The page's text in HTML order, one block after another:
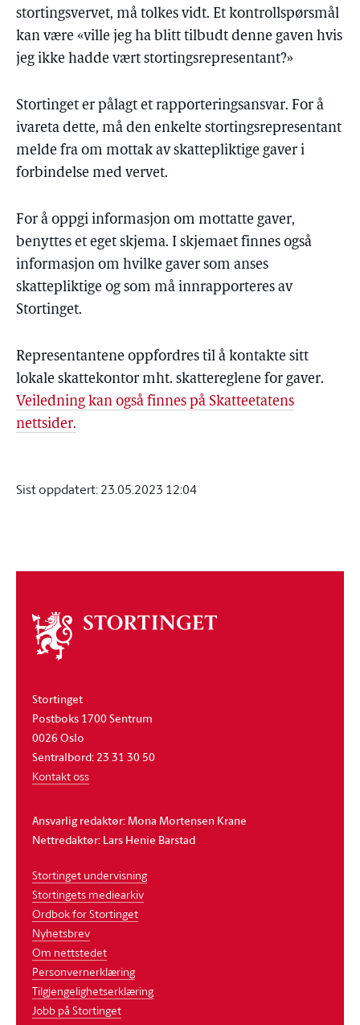
stortingsvervet, må tolkes vidt. Et kontrollspørsmål
kan være «ville jeg ha blitt tilbudt denne gaven hvis
jeg ikke hadde vært stortingsrepresentant?»
Stortinget er pålagt et rapporteringsansvar. For å
ivareta dette, må den enkelte stortingsrepresentant
melde fra om mottak av skattepliktige gaver i
forbindelse med vervet.
For å oppgi informasjon om mottatte gaver,
benyttes et eget skjema. I skjemaet finnes også
informasjon om hvilke gaver som anses
skattepliktige og som må innrapporteres av
Stortinget.
Representantene oppfordres til å kontakte sitt
lokale skattekontor mht. skattereglene for gaver.
Veiledning kan også finnes på Skatteetatens
nettsider.
Sist oppdatert:23.05.2023 12:04
Om
stortinget
Stortinget
Postboks 1700 Sentrum
0026 Oslo
Sentralbord: 23 31 30 50
Kontakt oss
Ansvarlig redaktør: Mona Mortensen Krane
Nettredaktør: Lars Henie Barstad
Stortinget undervisning
Stortingets mediearkiv
Ordbok for Stortinget
Nyhetsbrev
Om nettstedet
Personvernerklæring
Tilgjengelighetserklæring
Jobb på Stortinget